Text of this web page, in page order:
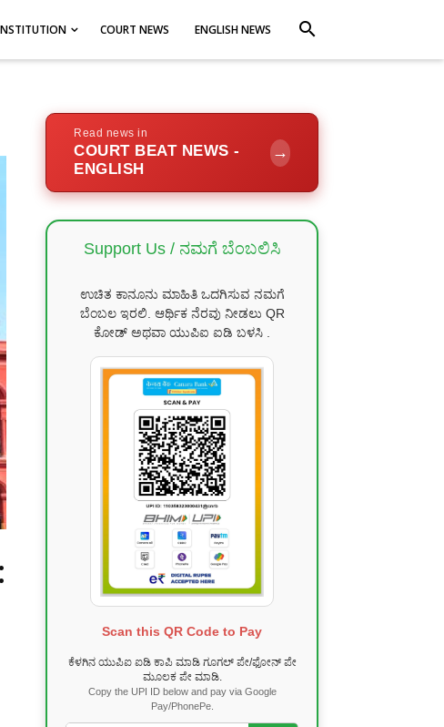
COURT NEWS ENGLISH NEWS search
Read news in
COURT BEAT NEWS -
ENGLISH
→
Support Us / ನಮಗೆ ಬೆಂಬಲಿಸಿ
ಉಚಿತ ಕಾನೂನು ಮಾಹಿತಿ ಒದಗಿಸುವ ನಮಗೆ
ಬೆಂಬಲ ಇರಲಿ. ಆರ್ಥಿಕ ನೆರವು ನೀಡಲು QR
ಕೋಡ್ ಅಥವಾ ಯುಪಿಐ ಐಡಿ ಬಳಸಿ .
Scan this QR Code to Pay
ಕೆಳಗಿನ ಯುಪಿಐ ಐಡಿ ಕಾಪಿ ಮಾಡಿ ಗೂಗಲ್ ಪೇ/ಫೋನ್ ಪೇ
ಮೂಲಕ ಪೇ ಮಾಡಿ.
Copy the UPI ID below and pay via Google
Pay/PhonePe.